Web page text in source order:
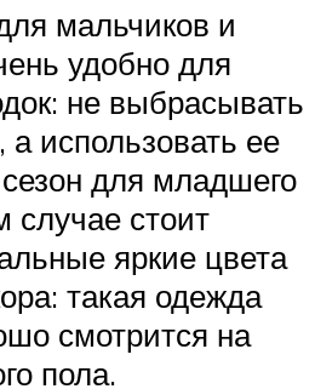
мальчиков и
удобно для
не выбрасывать
использовать ее
для младшего
случае стоит
яркие цвета
такая одежда
смотрится на
пола.